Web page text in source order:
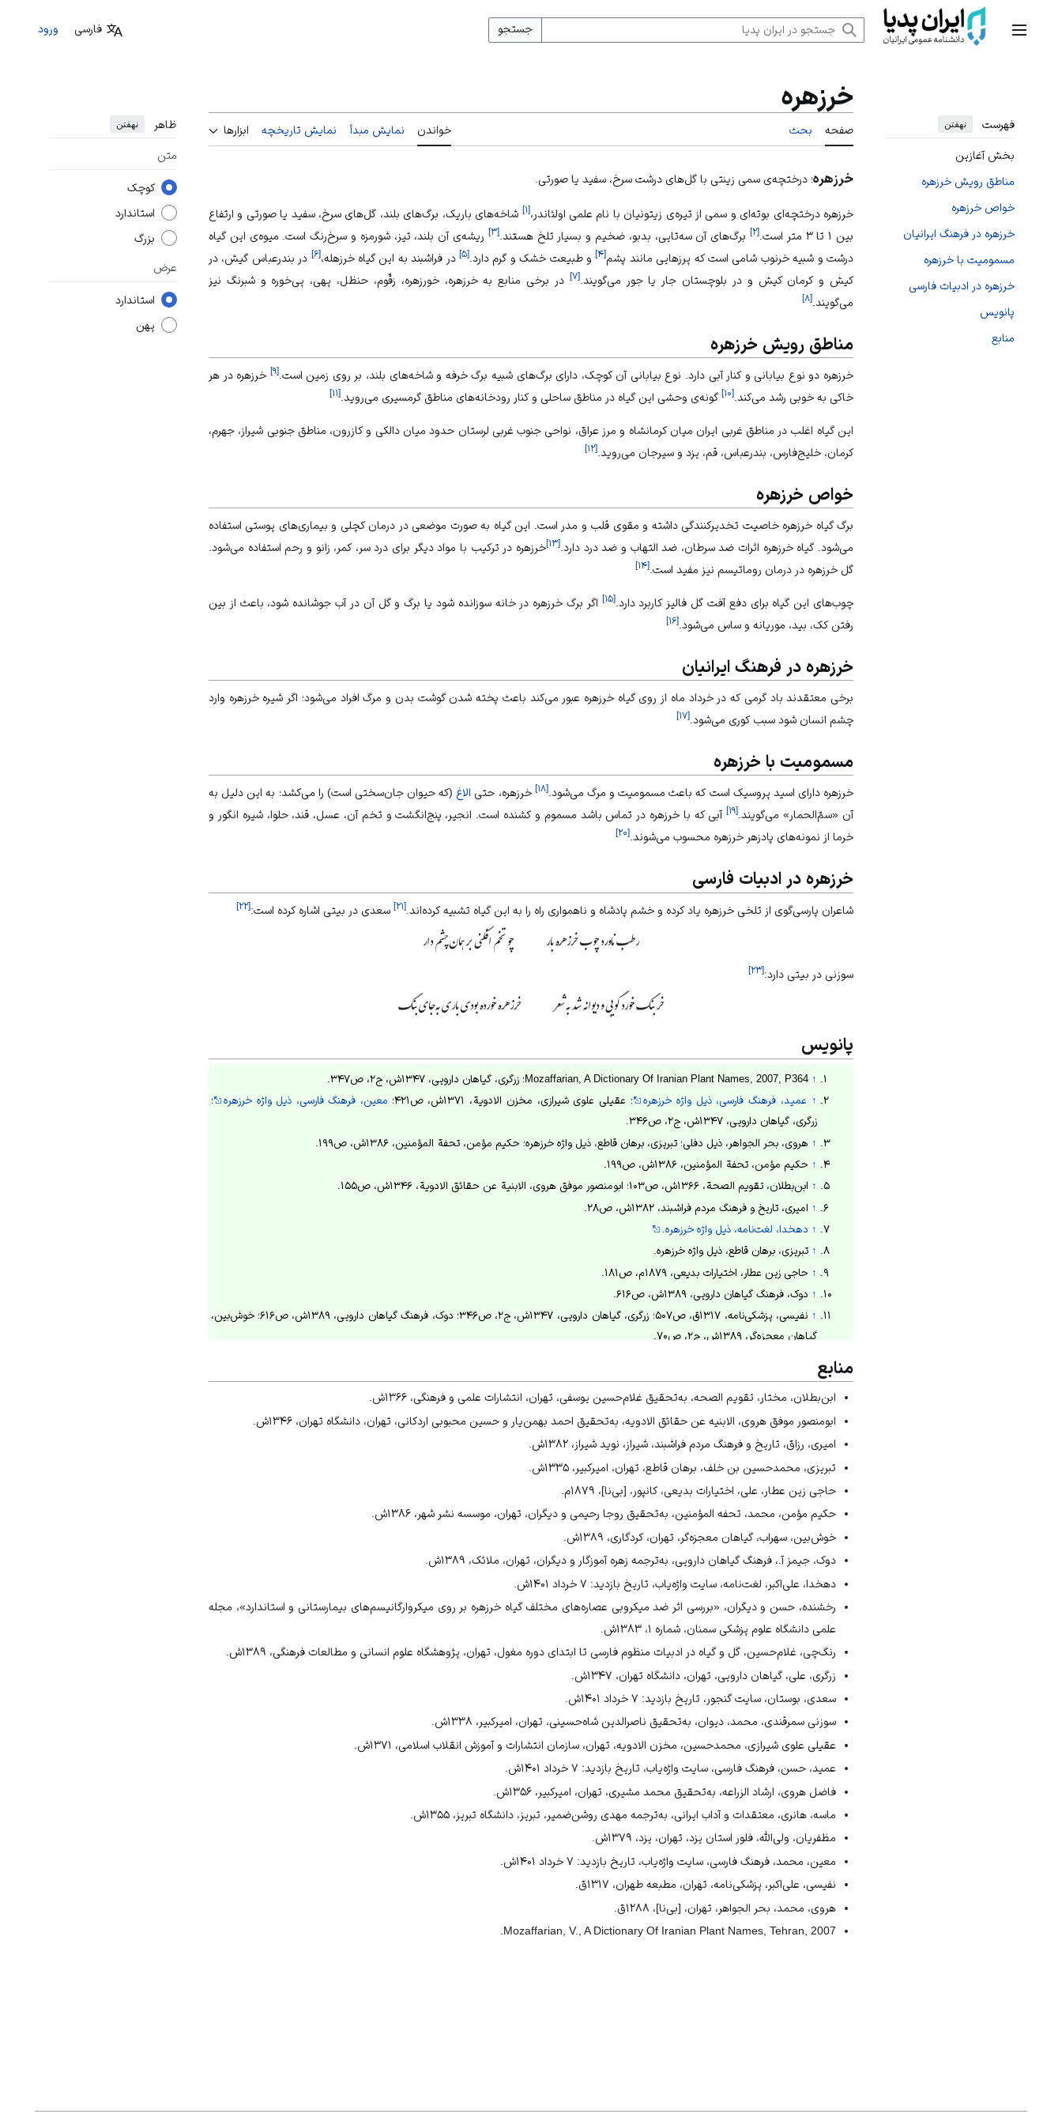
منوی اصلی
جستجو فارسی ورود
فهرست نهفتن
بخش آغازین
مناطق رویش خرزهره
خواص خرزهره
خرزهره در فرهنگ ایرانیان
مسمومیت با خرزهره
خرزهره در ادبیات فارسی
پانویس
منابع
خرزهره
صفحه بحث خواندن نمایش مبدأ نمایش تاریخچه ابزارها ظاهر نهفتن
متن
کوچک
استاندارد
بزرگ
عرض
استاندارد
پهن
خرزهره؛ درختچه‌ی سمی زینتی با گل‌های درشت سرخ، سفید یا صورتی.
خرزهره درختچه‌ای بوته‌ای و سمی از تیره‌ی زیتونیان با نام علمی اولئاندر،[۱] شاخه‌های باریک، برگ‌های بلند، گل‌های سرخ، سفید یا صورتی و ارتفاع
بین ۱ تا ۳ متر است.
[۲]برگ‌های آن سه‌تایی، بدبو، ضخیم و بسیار تلخ هستند.[۳] ریشه‌ی آن بلند، تیز، شورمزه و سرخ‌رنگ است. میوه‌ی این گیاه
درشت و شبیه خرنوب شامی است که پرزهایی مانند پشم[۴]و طبیعت خشک و گرم دارد. [۵]در فراشبند به این گیاه خرزهله،[۶] در بندرعباس گیش، در
کیش و کرمان کیش و در بلوچستان جار یا جور می‌گویند.[۷]
در برخی منابع به خرزهره، خورزهره، زقّوم، حنظل، پهی، پی‌خوره و شبرنگ نیز
می‌گویند. [۸]
مناطق رویش خرزهره
خرزهره دو نوع بیابانی و کنار آبی دارد. نوع بیابانی آن کوچک، دارای برگ‌های شبیه برگ خرفه و شاخه‌های بلند، بر روی زمین است.[۹] خرزهره در هر
خاکی به خوبی رشد می‌کند.[۱۰] گونه‌ی وحشی این گیاه در مناطق ساحلی و کنار رودخانه‌های مناطق گرمسیری می‌روید.[۱۱]
این گیاه اغلب در مناطق غربی ایران میان کرمانشاه و مرز عراق، نواحی جنوب غربی لرستان حدود میان دالکی و کازرون، مناطق جنوبی شیراز، جهرم،
کرمان، خلیج‌فارس، بندرعباس، قم، یزد و سیرجان می‌روید.[۱۲]
خواص خرزهره
برگ گیاه خرزهره خاصیت تخدیرکنندگی داشته و مقوی قلب و مدر است. این گیاه به صورت موضعی در درمان کچلی و بیماری‌های پوستی استفاده
می‌شود. گیاه خرزهره اثرات ضد سرطان، ضد التهاب و ضد درد دارد.[۱۳]خرزهره در ترکیب با مواد دیگر برای درد سر، کمر، زانو و رحم استفاده می‌شود.
گل خرزهره در درمان روماتیسم نیز مفید است.[۱۴]
چوب‌های این گیاه برای دفع آفت گل فالیز کاربرد دارد.[۱۵] اگر برگ خرزهره در خانه سوزانده شود یا برگ و گل آن در آب جوشانده شود، باعث از بین
رفتن کک، بید، موریانه و ساس می‌شود.[۱۶]
خرزهره در فرهنگ ایرانیان
برخی معتقدند باد گرمی که در خرداد ماه از روی گیاه خرزهره عبور می‌کند باعث پخته شدن گوشت بدن و مرگ افراد می‌شود؛ اگر شیره خرزهره وارد
چشم انسان شود سبب کوری می‌شود.[۱۷]
مسمومیت با خرزهره
خرزهره دارای اسید پروسیک است که باعث مسمومیت و مرگ می‌شود.[۱۸] خرزهره، حتی الاغ (که حیوان جان‌سختی است) را می‌کشد؛ به این دلیل به
آن «سمّ‌الحمار» می‌گویند.[۱۹]آبی که با خرزهره در تماس باشد مسموم و کشنده است. انجیر، پنج‌انگشت و تخم آن، عسل، قند، حلوا، شیره انگور و
خرما از نمونه‌های پادزهر خرزهره محسوب می‌شوند.[۲۰]
خرزهره در ادبیات فارسی
شاعران پارسی‌گوی از تلخی خرزهره یاد کرده و خشم پادشاه و ناهمواری راه را به این گیاه تشبیه کرده‌اند. [۲۱] سعدی در بیتی اشاره کرده است:[۲۲]
رطب ناورد چوب خرزهره بار چو تخم افکنی بر همان چشم دار
سوزنی در بیتی دارد:[۲۳]
خر بنگ خورد گویی و دیوانه شد به شعر خرزهره خورده بودی باری به‌جای بنگ
پانویس
↑ Mozaffarian, A Dictionary Of Iranian Plant Names, 2007, P364؛ زرگری، گیاهان دارویی، ۱۳۴۷ش، ج۲، ص۳۴۷.
↑ عمید، فرهنگ فارسی، ذیل واژه خرزهره ؛ عقیلی علوی شیرازی، مخزن الادویة، ۱۳۷۱ش، ص۴۲۱؛ معین، فرهنگ فارسی، ذیل واژه خرزهره
؛
زرگری، گیاهان دارویی، ۱۳۴۷ش، ج۲، ص۳۴۶.
↑ هروی، بحر الجواهر، ذیل دفلی؛ تبریزی، برهان قاطع، ذیل واژه خرزهره؛ حکیم مؤمن، تحفة المؤمنین، ۱۳۸۶ش، ص۱۹۹.
↑ حکیم مؤمن، تحفة المؤمنین، ۱۳۸۶ش، ص۱۹۹.
↑ ابن‌بطلان، تقویم الصحة، ۱۳۶۶ش، ص۱۰۳؛ ابومنصور موفق هروی، الابنیة عن حقائق الادویة، ۱۳۴۶ش، ص۱۵۵.
↑ امیری، تاریخ و فرهنگ مردم فراشبند، ۱۳۸۲ش، ص۲۸.
↑ دهخدا، لغت‌نامه، ذیل واژه خرزهره.
↑ تبریزی، برهان قاطع، ذیل واژه خرزهره.
↑ حاجی زین عطار، اختیارات بدیعی، ۱۸۷۹م، ص۱۸۱.
↑ دوک، فرهنگ گیاهان دارویی، ۱۳۸۹ش، ص۶۱۶.
↑
نفیسی، پزشکی‌نامه، ۱۳۱۷ق، ص۵۰۷؛ زرگری، گیاهان دارویی، ۱۳۴۷ش، ج۲، ص۳۴۶؛ دوک، فرهنگ گیاهان دارویی، ۱۳۸۹ش، ص۶۱۶؛ خوش‌بین،
گیاهان معجزه‌گر، ۱۳۸۹ش، ج۲، ص۷۰.
↑ رخشنده، «بررسی اثر ضد میکروبی عصاره‌های مختلف گیاه خرزهره بر روی میکروارگانیسم‌های بیمارستانی و استاندارد»، ۱۳۸۳ش، ص۳۸.
↑ حاجی زین عطار، اختیارات بدیعی، ۱۸۷۹م، ص۱۸۲.
↑ فاضل هروی، ارشاد الزراعه، ۱۳۵۶ش، ص۱۱۸.
↑ حاجی زین عطار، اختیارات بدیعی، ۱۸۷۹م، ص۱۸۲.
↑ ماسه، معتقدات و آداب ایرانی، ۱۳۵۵ش، ج۱، ص۳۸۷.
حاجی زین عطار، اختیارات بدیعی، ۱۸۷۹م، ص۱۸۲.
ابومنصور موفق هروی، الابنیة عن حقائق الادویة، ۱۳۴۶ش، ص۱۵۵.
حاجی زین عطار، اختیارات بدیعی، ۱۸۷۹م، ص۱۸۲.
سوزنی سمرقندی، دیوان، ۱۳۳۸ش، ص۶۰.
منابع
ابن‌بطلان، مختار، تقویم الصحه، به‌تحقیق غلام‌حسین یوسفی، تهران، انتشارات علمی و فرهنگی، ۱۳۶۶ش.
ابومنصور موفق هروی، الابنیه عن حقائق الادویه، به‌تحقیق احمد بهمن‌یار و حسین محبوبی اردکانی، تهران، دانشگاه تهران، ۱۳۴۶ش.
امیری، رزاق، تاریخ و فرهنگ مردم فراشبند، شیراز، نوید شیراز، ۱۳۸۲ش.
تبریزی، محمدحسین بن خلف، برهان قاطع، تهران، امیرکبیر، ۱۳۳۵ش.
حاجی زین عطار، علی، اختیارات بدیعی، کانپور، [بی‌نا]، ۱۸۷۹م.
حکیم مؤمن، محمد، تحفه المؤمنین، به‌تحقیق روجا رحیمی و دیگران، تهران، موسسه نشر شهر، ۱۳۸۶ش.
خوش‌بین، سهراب، گیاهان معجزه‌گر، تهران، کردگاری، ۱۳۸۹ش.
دوک، جیمز آ.، فرهنگ گیاهان دارویی، به‌ترجمه زهره آموزگار و دیگران، تهران، ملائک، ۱۳۸۹ش.
دهخدا، علی‌اکبر، لغت‌نامه، سایت واژه‌یاب، تاریخ بازدید: ۷ خرداد ۱۴۰۱ش.
رخشنده، حسن و دیگران، «بررسی اثر ضد میکروبی عصاره‌های مختلف گیاه خرزهره بر روی میکروارگانیسم‌های بیمارستانی و استاندارد»، مجله
علمی دانشگاه علوم پزشکی سمنان، شماره ۱، ۱۳۸۳ش.
رنگ‌چی، غلام‌حسین، گل و گیاه در ادبیات منظوم فارسی تا ابتدای دوره مغول، تهران، پژوهشگاه علوم انسانی و مطالعات فرهنگی، ۱۳۸۹ش.
زرگری، علی، گیاهان دارویی، تهران، دانشگاه تهران، ۱۳۴۷ش.
سعدی، بوستان، سایت گنجور، تاریخ بازدید: ۷ خرداد ۱۴۰۱ش.
سوزنی سمرقندی، محمد، دیوان، به‌تحقیق ناصرالدین شاه‌حسینی، تهران، امیرکبیر، ۱۳۳۸ش.
عقیلی علوی شیرازی، محمدحسین، مخزن الادویه، تهران، سازمان انتشارات و آموزش انقلاب اسلامی، ۱۳۷۱ش.
عمید، حسن، فرهنگ فارسی، سایت واژه‌یاب، تاریخ بازدید: ۷ خرداد ۱۴۰۱ش.
فاضل هروی، ارشاد الزراعه، به‌تحقیق محمد مشیری، تهران، امیرکبیر، ۱۳۵۶ش.
ماسه، هانری، معتقدات و آداب ایرانی، به‌ترجمه مهدی روشن‌ضمیر، تبریز، دانشگاه تبریز، ۱۳۵۵ش.
مظفریان، ولی‌الله، فلور استان یزد، تهران، یزد، ۱۳۷۹ش.
معین، محمد، فرهنگ فارسی، سایت واژه‌یاب، تاریخ بازدید: ۷ خرداد ۱۴۰۱ش.
نفیسی، علی‌اکبر، پزشکی‌نامه، تهران، مطبعه طهران، ۱۳۱۷ق.
هروی، محمد، بحر الجواهر، تهران، [بی‌نا]، ۱۲۸۸ق.
Mozaffarian, V., A Dictionary Of Iranian Plant Names, Tehran, 2007.